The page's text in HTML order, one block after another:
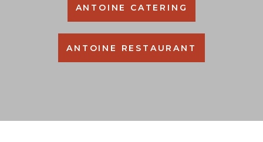
ANTOINE CATERING
ANTOINE RESTAURANT